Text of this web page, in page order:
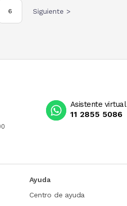
6 Siguiente >
Asistente virtual
11 2855 5086
Ayuda
Centro de ayuda